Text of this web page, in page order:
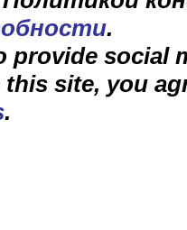
.
provide social
site, you
.